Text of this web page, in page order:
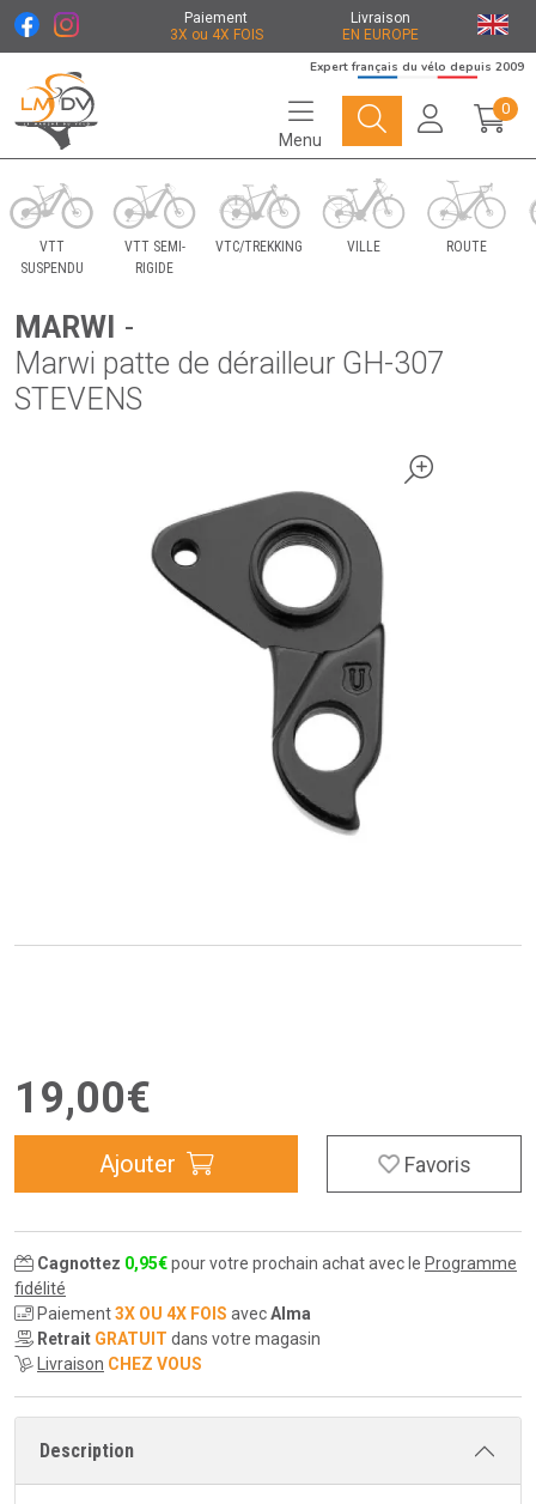
Paiement
3X ou 4X FOIS
Livraison
EN EUROPE
Le Marché du Vélo Votre distributeurs de vélo
Expert français du vélo depuis 2009
Menu
0
VTT
SUSPENDU
VTT SEMI-
RIGIDE
VTC/TREKKING VILLE ROUTE
MARWI -
Marwi patte de dérailleur GH-307
STEVENS
19,00€
Ajouter Favoris
Cagnottez 0,95€pour votre prochain achat avec le Programme
fidélité
Paiement3X OU 4X FOIS avecAlma
Retrait GRATUIT dans votre magasin
Livraison CHEZ VOUS
Description